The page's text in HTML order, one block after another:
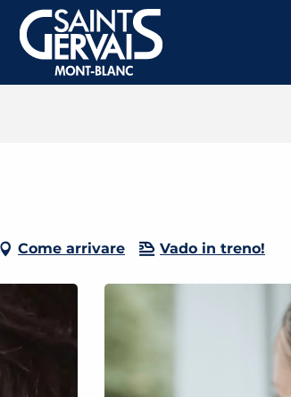
Come arrivare Vado in treno!